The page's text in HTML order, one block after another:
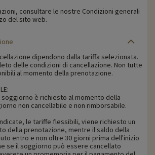
consultare le nostre Condizioni generali
del sito web.
dipendono dalla tariffa selezionata.
delle condizioni di cancellazione. Non tutte
al momento della prenotazione.
è richiesto al momento della
non cancellabile e non rimborsabile.
le tariffe flessibili, viene richiesto un
della prenotazione, mentre il saldo della
entro e non oltre 30 giorni prima dell'inizio
se il soggiorno può essere cancellato